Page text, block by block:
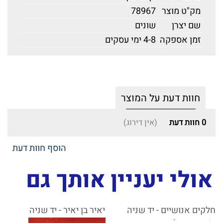
מק"ט מוצר 78967
שם יצרן
שונים
זמן אספקה 4-8 ימי עסקים
חוות דעת על המוצר
0 חוות דעת (אין דירוג)
הוסף חוות דעת
אולי יעניין אותך גם
חלקים אנושיים - יד שניה יאיר בן יאיר - יד שניה